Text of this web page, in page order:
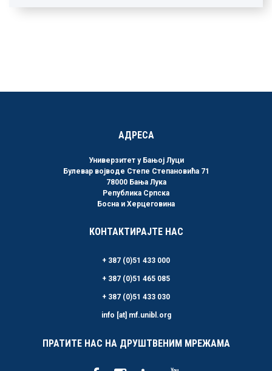
АДРЕСА
Универзитет у Бањој Луци
Булевар војводе Степе Степановића 71
78000 Бања Лука
Република Српска
Босна и Херцеговина
КОНТАКТИРАЈТЕ НАС
+ 387 (0)51 433 000
+ 387 (0)51 465 085
+ 387 (0)51 433 030
info [at] mf.unibl.org
ПРАТИТЕ НАС НА ДРУШТВЕНИМ МРЕЖАМА